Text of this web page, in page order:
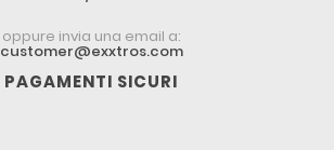
oppure invia una email a:
customer@exxtros.com
PAGAMENTI SICURI